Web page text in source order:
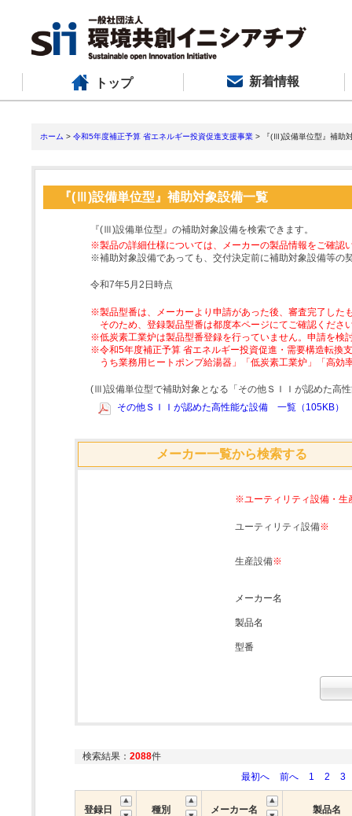
トップ 新着情報
ホーム > 令和5年度補正予算 省エネルギー投資促進支援事業 > 『(Ⅲ)設備単位型』補助
『(Ⅲ)設備単位型』補助対象設備一覧
『(Ⅲ)設備単位型』の補助対象設備を検索できます。
※製品の詳細仕様については、メーカーの製品情報をご確認
※補助対象設備であっても、交付決定前に補助対象設備等の
令和7年5月2日時点
※製品型番は、メーカーより申請があった後、審査完了した
そのため、登録製品型番は都度本ページにてご確認くださ
※低炭素工業炉は製品型番登録を行っていません。申請を検
※令和5年度補正予算 省エネルギー投資促進・需要構造転換
うち業務用ヒートポンプ給湯器」「低炭素工業炉」「高
(Ⅲ)設備単位型で補助対象となる「その他ＳＩＩが認めた高
その他ＳＩＩが認めた高性能な設備 一覧（105KB）
メーカー一覧から検索する
※ユーティリティ設備・生
ユーティリティ設備※
生産設備※
メーカー名
製品名
型番
検索結果： 2088件
最初へ
前へ 1 2 3
登録日 種別 メーカー名 製品名